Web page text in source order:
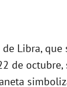
Libra, que
de octubre,